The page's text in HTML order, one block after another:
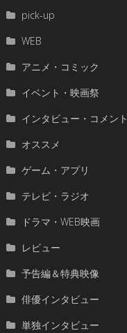
pick-up
WEB
アニメ・コミック
イベント・映画祭
インタビュー・コメント
オススメ
ゲーム・アプリ
テレビ・ラジオ
ドラマ・WEB映画
レビュー
予告編＆特典映像
俳優インタビュー
単独インタビュー